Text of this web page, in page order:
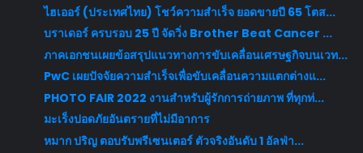
ไฮเออร์ (ประเทศไทย) โชว์ความสำเร็จ ยอดขายปี 65 โตส...
บราเดอร์ ครบรอบ 25 ปี จัดวิ่ง Brother Beat Cancer ...
ภาคเอกชนเผยข้อสรุปแนวทางการขับเคลื่อนเศรษฐกิจบนเวท...
PwC เผยปัจจัยความสำเร็จเพื่อขับเคลื่อนความแตกต่างแ...
PHOTO FAIR 2022 งานสำหรับผู้รักการถ่ายภาพ ที่ทุกท่...
มะเร็งปอดภัยอันตรายที่ไม่มีอาการ
หมาก ปริญ ตอบรับพรีเซนเตอร์ ตัวจริงอันดับ 1 อัลฟ่า...